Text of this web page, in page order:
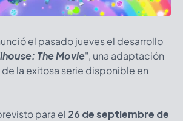
el pasado jueves el desarrollo
The Movie", una adaptación
la exitosa serie disponible en
para el 26 de septiembre de